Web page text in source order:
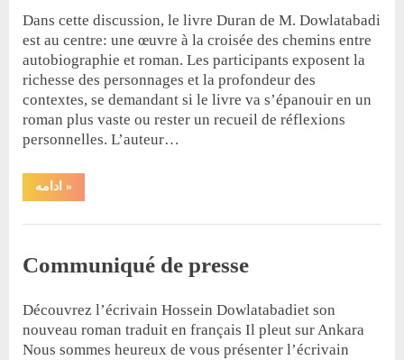
on
17 février 2024
مازیار دولت‌آبدی
Dans cette discussion, le livre Duran de M. Dowlatabadi
est au centre: une œuvre à la croisée des chemins entre
autobiographie et roman. Les participants exposent la
richesse des personnages et la profondeur des
contextes, se demandant si le livre va s’épanouir en un
roman plus vaste ou rester un recueil de réflexions
personnelles. L’auteur…
ادامه “Entretien
avec
Jalili
du
livre
»
Communiqué de presse
on
8 février 2024
مازیار دولت‌آبدی
Découvrez l’écrivain Hossein Dowlatabadiet son
nouveau roman traduit en français Il pleut sur Ankara
Nous sommes heureux de vous présenter l’écrivain